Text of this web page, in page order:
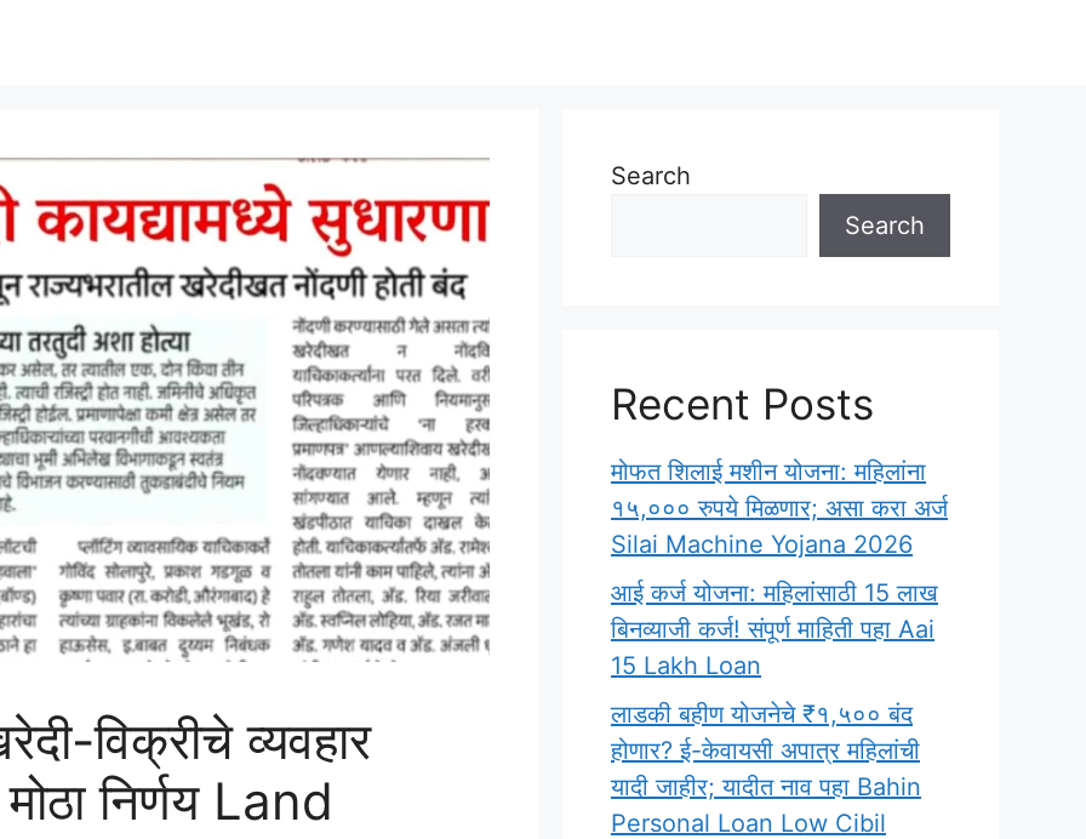
विक्रीचे व्यवहार
निर्णय Land
Search
Search
Recent Posts
मोफत शिलाई मशीन योजना: महिलांना
१५,००० रुपये मिळणार; असा करा अर्ज
Silai Machine Yojana 2026
आई कर्ज योजना: महिलांसाठी 15 लाख
बिनव्याजी कर्ज! संपूर्ण माहिती पहा Aai
15 Lakh Loan
लाडकी बहीण योजनेचे ₹१,५०० बंद
होणार? ई-केवायसी अपात्र महिलांची
यादी जाहीर; यादीत नाव पहा Bahin
Personal Loan Low Cibil